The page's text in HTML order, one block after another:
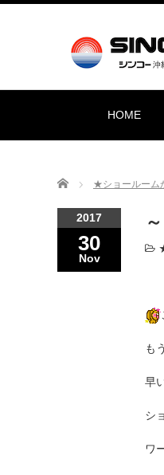
HOME
Home ★ショールーム
2017
30
Nov
も
早
シ
ワ